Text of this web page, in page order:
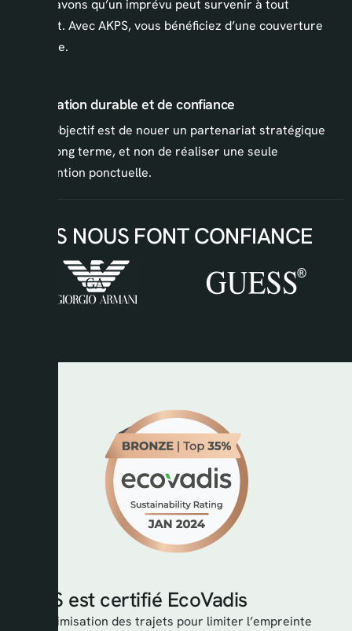
Nous savons qu’un imprévu peut survenir à tout
moment. Avec AKPS, vous bénéficiez d’une couverture
continue.
05. Relation durable et de confiance
Notre objectif est de nouer un partenariat stratégique
sur le long terme, et non de réaliser une seule
intervention ponctuelle.
ILS NOUS FONT CONFIANCE
AKPS est certifié EcoVadis
Optimisation des trajets pour limiter l’empreinte